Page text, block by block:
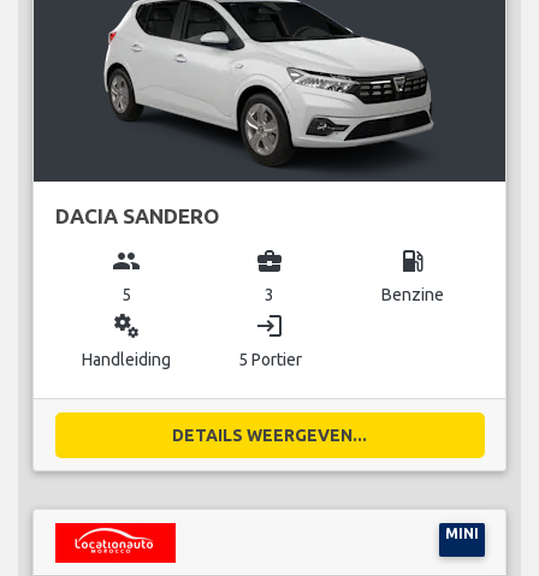
DACIA SANDERO
group
5
business_center
3
local_gas_station
Benzine
miscellaneous_services
Handleiding
login
5 Portier
DETAILS WEERGEVEN...
MINI